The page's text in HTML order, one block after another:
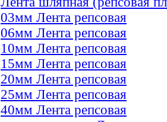
03мм Лента репсовая
06мм Лента репсовая
10мм Лента репсовая
15мм Лента репсовая
20мм Лента репсовая
25мм Лента репсовая
40мм Лента репсовая